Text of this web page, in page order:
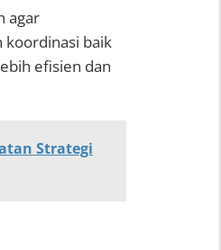
agar
koordinasi baik
efisien dan
Strategi